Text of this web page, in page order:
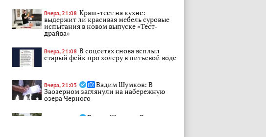
Вчера, 21:08 Краш-тест на кухне:
выдержит ли красивая мебель суровые
испытания в новом выпуске «Тест-
драйва»
Вчера, 21:08 В соцсетях снова всплыл
старый фейк про холеру в питьевой воде
Вчера, 21:03 Вадим Шумков: В
Заозерном заглянули на набережную
озера Черного
Вадим Шумков: В самом